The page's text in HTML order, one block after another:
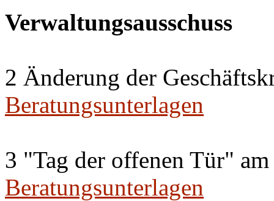
Verwaltungsausschuss
2 Änderung der
Beratungsunterlagen
3 "Tag der offenen Tür"
Beratungsunterlagen